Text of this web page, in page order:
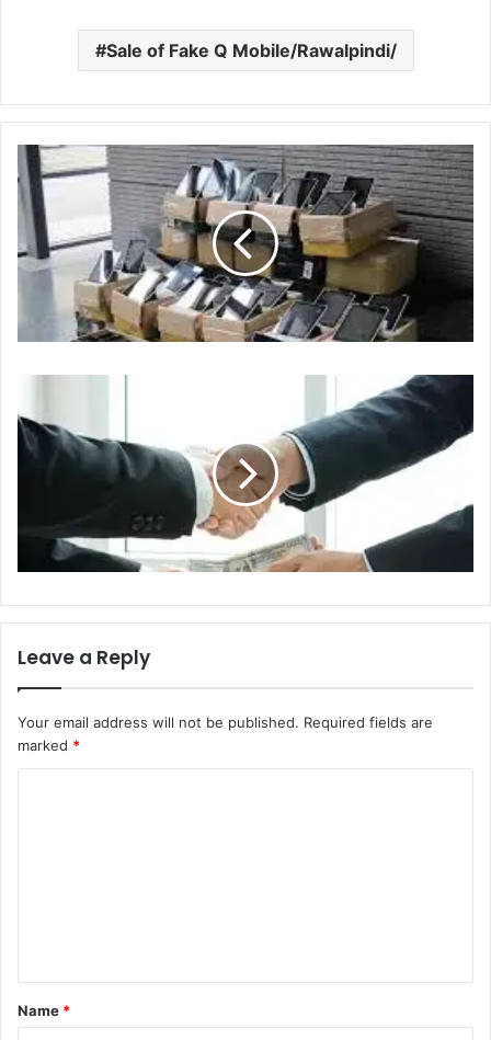
Sale of Fake Q Mobile/Rawalpindi/
Leave a Reply
Your email address will not be published. Required fields are
marked *
t
*
Name *